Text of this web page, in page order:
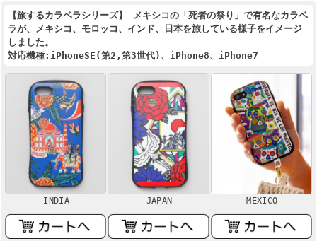
【旅するカラベラシリーズ】 メキシコの「死者の祭り」で有名なカラベ
ラが、メキシコ、モロッコ、インド、日本を旅している様子をイメージ
しました。
対応機種:iPhoneSE(第2,第3世代)、iPhone8、iPhone7
INDIA JAPAN MEXICO